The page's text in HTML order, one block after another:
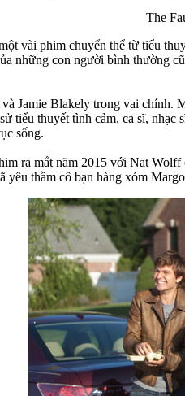
The
vài phim chuyển thể từ tiểu
những con người bình thường
Jamie Blakely trong vai chính.
tiểu thuyết tình cảm, ca sĩ,
sống.
ra mắt năm 2015 với Nat Wolff
thầm cô bạn hàng xóm